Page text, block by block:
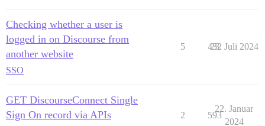
Checking whether a user is
logged in on Discourse from
another website
SSO
5 432
23. Juli 2024
GET DiscourseConnect Single
Sign On record via APIs
2 593
22. Januar
2024